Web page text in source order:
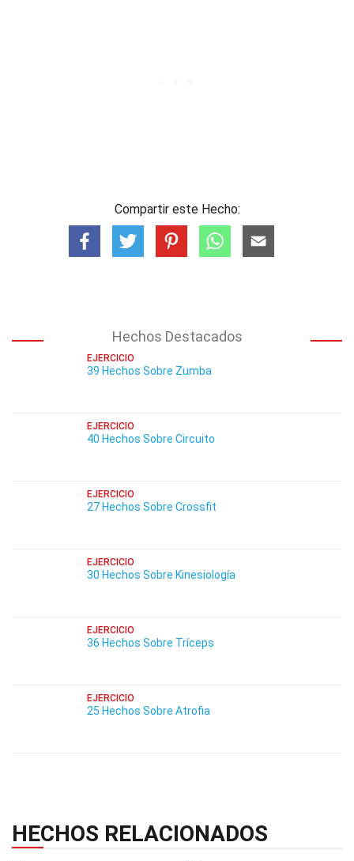
Compartir este Hecho:
Hechos Destacados
EJERCICIO
39 Hechos Sobre Zumba
EJERCICIO
40 Hechos Sobre Circuito
EJERCICIO
27 Hechos Sobre Crossfit
EJERCICIO
30 Hechos Sobre Kinesiología
EJERCICIO
36 Hechos Sobre Tríceps
EJERCICIO
25 Hechos Sobre Atrofia
HECHOS RELACIONADOS